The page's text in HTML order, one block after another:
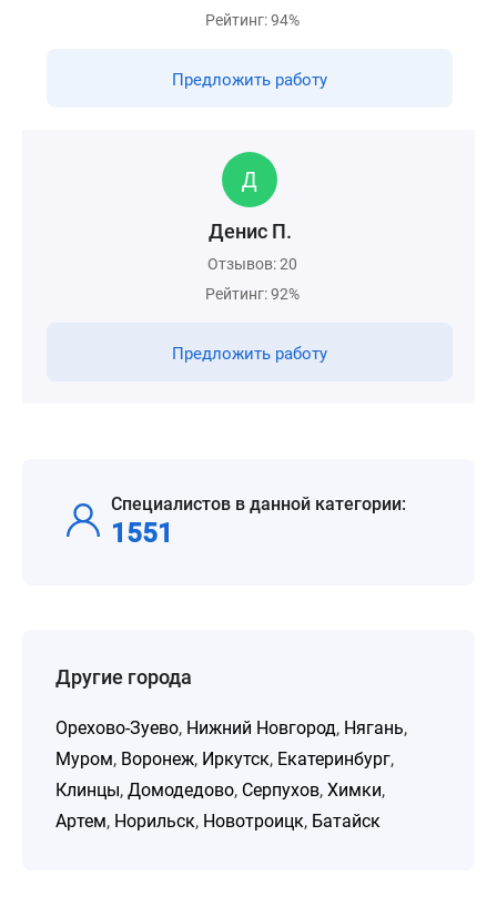
Рейтинг: 94%
Предложить работу
Денис П.
Отзывов: 20
Рейтинг: 92%
Предложить работу
Специалистов в данной категории:
1551
Другие города
Орехово-Зуево, Нижний Новгород, Нягань,
Муром, Воронеж, Иркутск, Екатеринбург,
Клинцы, Домодедово, Серпухов, Химки,
Артем, Норильск, Новотроицк, Батайск